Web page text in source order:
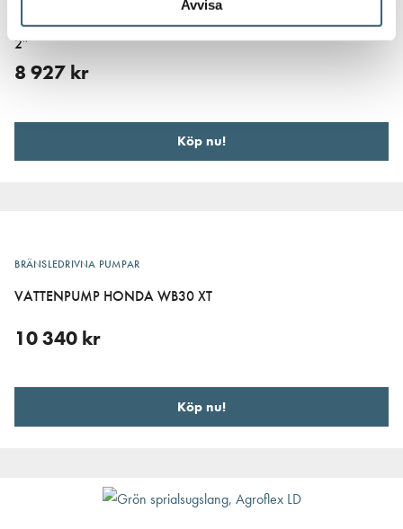
Avvisa
VATTENPUMP HONDA WB 20 3,49 HK SLANGANSLUTNING
2″
8 927 kr
Köp nu!
BRÄNSLEDRIVNA PUMPAR
VATTENPUMP HONDA WB30 XT
10 340 kr
Köp nu!